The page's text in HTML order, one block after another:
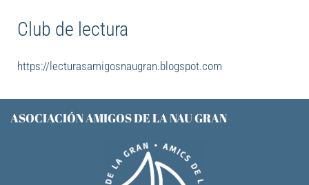
Club de lectura
https://lecturasamigosnaugran.blogspot.com
ASOCIACIÓN AMIGOS DE LA NAU GRAN